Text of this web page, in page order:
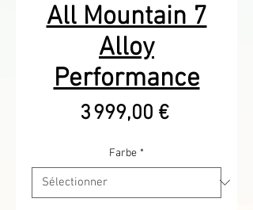
All Mountain 7
Alloy
Performance
3 999,00 €Prix
Farbe *